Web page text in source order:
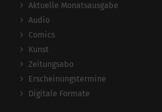
Aktuelle Monatsausgabe
Audio
Comics
Kunst
Zeitungsabo
Erscheinungstermine
Digitale Formate